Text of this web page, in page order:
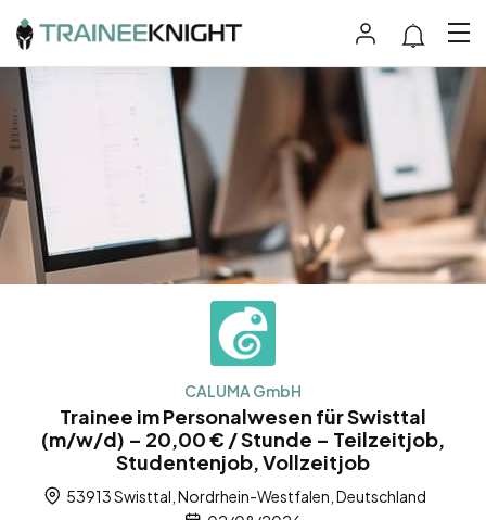
CALUMA GmbH
Trainee im Personalwesen für Swisttal
(m/w/d) – 20,00 € / Stunde – Teilzeitjob,
Studentenjob, Vollzeitjob
53913 Swisttal, Nordrhein-Westfalen, Deutschland